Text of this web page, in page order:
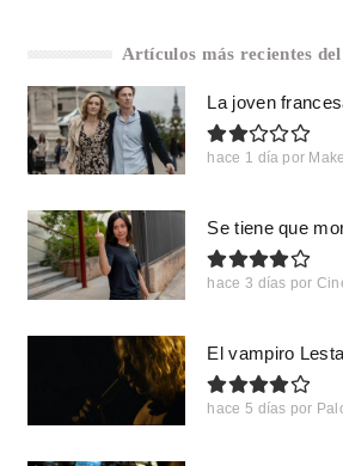
Artículos más recientes
La joven
hace 1 día por
Se tiene que
hace 3 días por
El vampiro
hace 5 días por